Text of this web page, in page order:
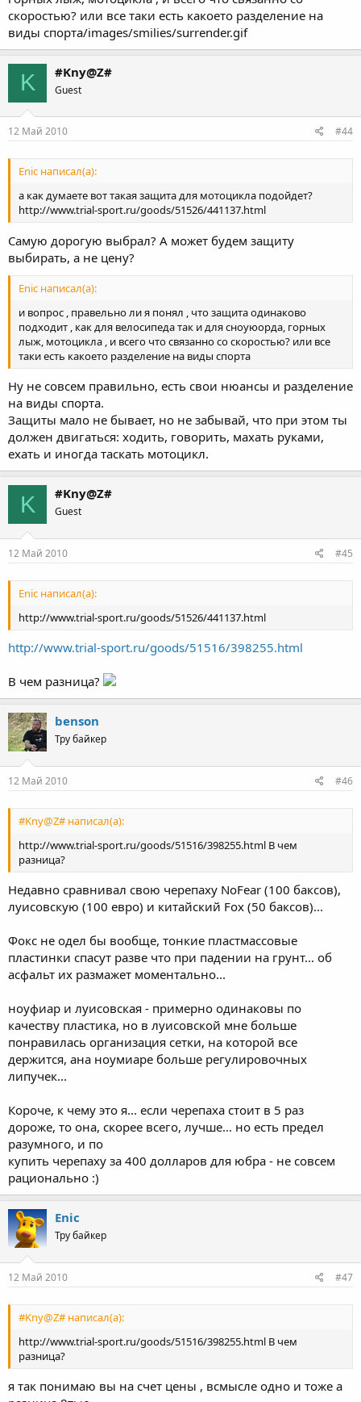
скоростью? или все таки есть какоето разделение на
виды спорта/images/smilies/surrender.gif
K #Kny@Z#
Guest
12 Май 2010 #44
Enic написал(а):
а как думаете вот такая защита для мотоцикла подойдет?
http://www.trial-sport.ru/goods/51526/441137.html
Самую дорогую выбрал? А может будем защиту
выбирать, а не цену?
Enic написал(а):
и вопрос , правельно ли я понял , что защита одинаково
подходит , как для велосипеда так и для сноуюорда, горных
лыж, мотоцикла , и всего что связанно со скоростью? или все
таки есть какоето разделение на виды спорта
Ну не совсем правильно, есть свои нюансы и разделение
на виды спорта.
Защиты мало не бывает, но не забывай, что при этом ты
должен двигаться: ходить, говорить, махать руками,
ехать и иногда таскать мотоцикл.
K #Kny@Z#
Guest
12 Май 2010 #45
Enic написал(а):
http://www.trial-sport.ru/goods/51526/441137.html
http://www.trial-sport.ru/goods/51516/398255.html
В чем разница?
benson
Тру байкер
12 Май 2010 #46
#Kny@Z# написал(а):
http://www.trial-sport.ru/goods/51516/398255.html В чем
разница?
Недавно сравнивал свою черепаху NoFear (100 баксов),
луисовскую (100 евро) и китайский Fox (50 баксов)...
Фокс не одел бы вообще, тонкие пластмассовые
пластинки спасут разве что при падении на грунт... об
асфальт их размажет моментально...
ноуфиар и луисовская - примерно одинаковы по
качеству пластика, но в луисовской мне больше
понравилась организация сетки, на которой все
держится, ана ноумиаре больше регулировочных
липучек...
Короче, к чему это я... если черепаха стоит в 5 раз
дороже, то она, скорее всего, лучше... но есть предел
разумного, и по
купить черепаху за 400 долларов для юбра - не совсем
рационально :)
Enic
Тру байкер
12 Май 2010 #47
#Kny@Z# написал(а):
http://www.trial-sport.ru/goods/51516/398255.html В чем
разница?
я так понимаю вы на счет цены , всмысле одно и тоже а